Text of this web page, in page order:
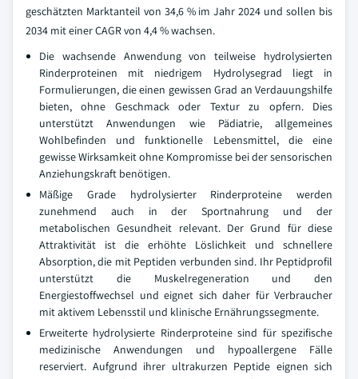
geschätzten Marktanteil von 34,6 % im Jahr 2024 und sollen bis
2034 mit einer CAGR von 4,4 % wachsen.
Die wachsende Anwendung von teilweise hydrolysierten
Rinderproteinen mit niedrigem Hydrolysegrad liegt in
Formulierungen, die einen gewissen Grad an Verdauungshilfe
bieten, ohne Geschmack oder Textur zu opfern. Dies
unterstützt Anwendungen wie Pädiatrie, allgemeines
Wohlbefinden und funktionelle Lebensmittel, die eine
gewisse Wirksamkeit ohne Kompromisse bei der sensorischen
Anziehungskraft benötigen.
Mäßige Grade hydrolysierter Rinderproteine werden
zunehmend auch in der Sportnahrung und der
metabolischen Gesundheit relevant. Der Grund für diese
Attraktivität ist die erhöhte Löslichkeit und schnellere
Absorption, die mit Peptiden verbunden sind. Ihr Peptidprofil
unterstützt die Muskelregeneration und den
Energiestoffwechsel und eignet sich daher für Verbraucher
mit aktivem Lebensstil und klinische Ernährungssegmente.
Erweiterte hydrolysierte Rinderproteine sind für spezifische
medizinische Anwendungen und hypoallergene Fälle
reserviert. Aufgrund ihrer ultrakurzen Peptide eignen sich